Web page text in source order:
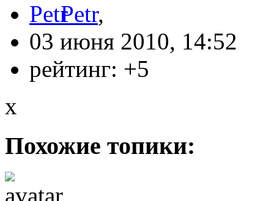
Petr,
03 июня 2010, 14:52
рейтинг: +5
x
Похожие топики: